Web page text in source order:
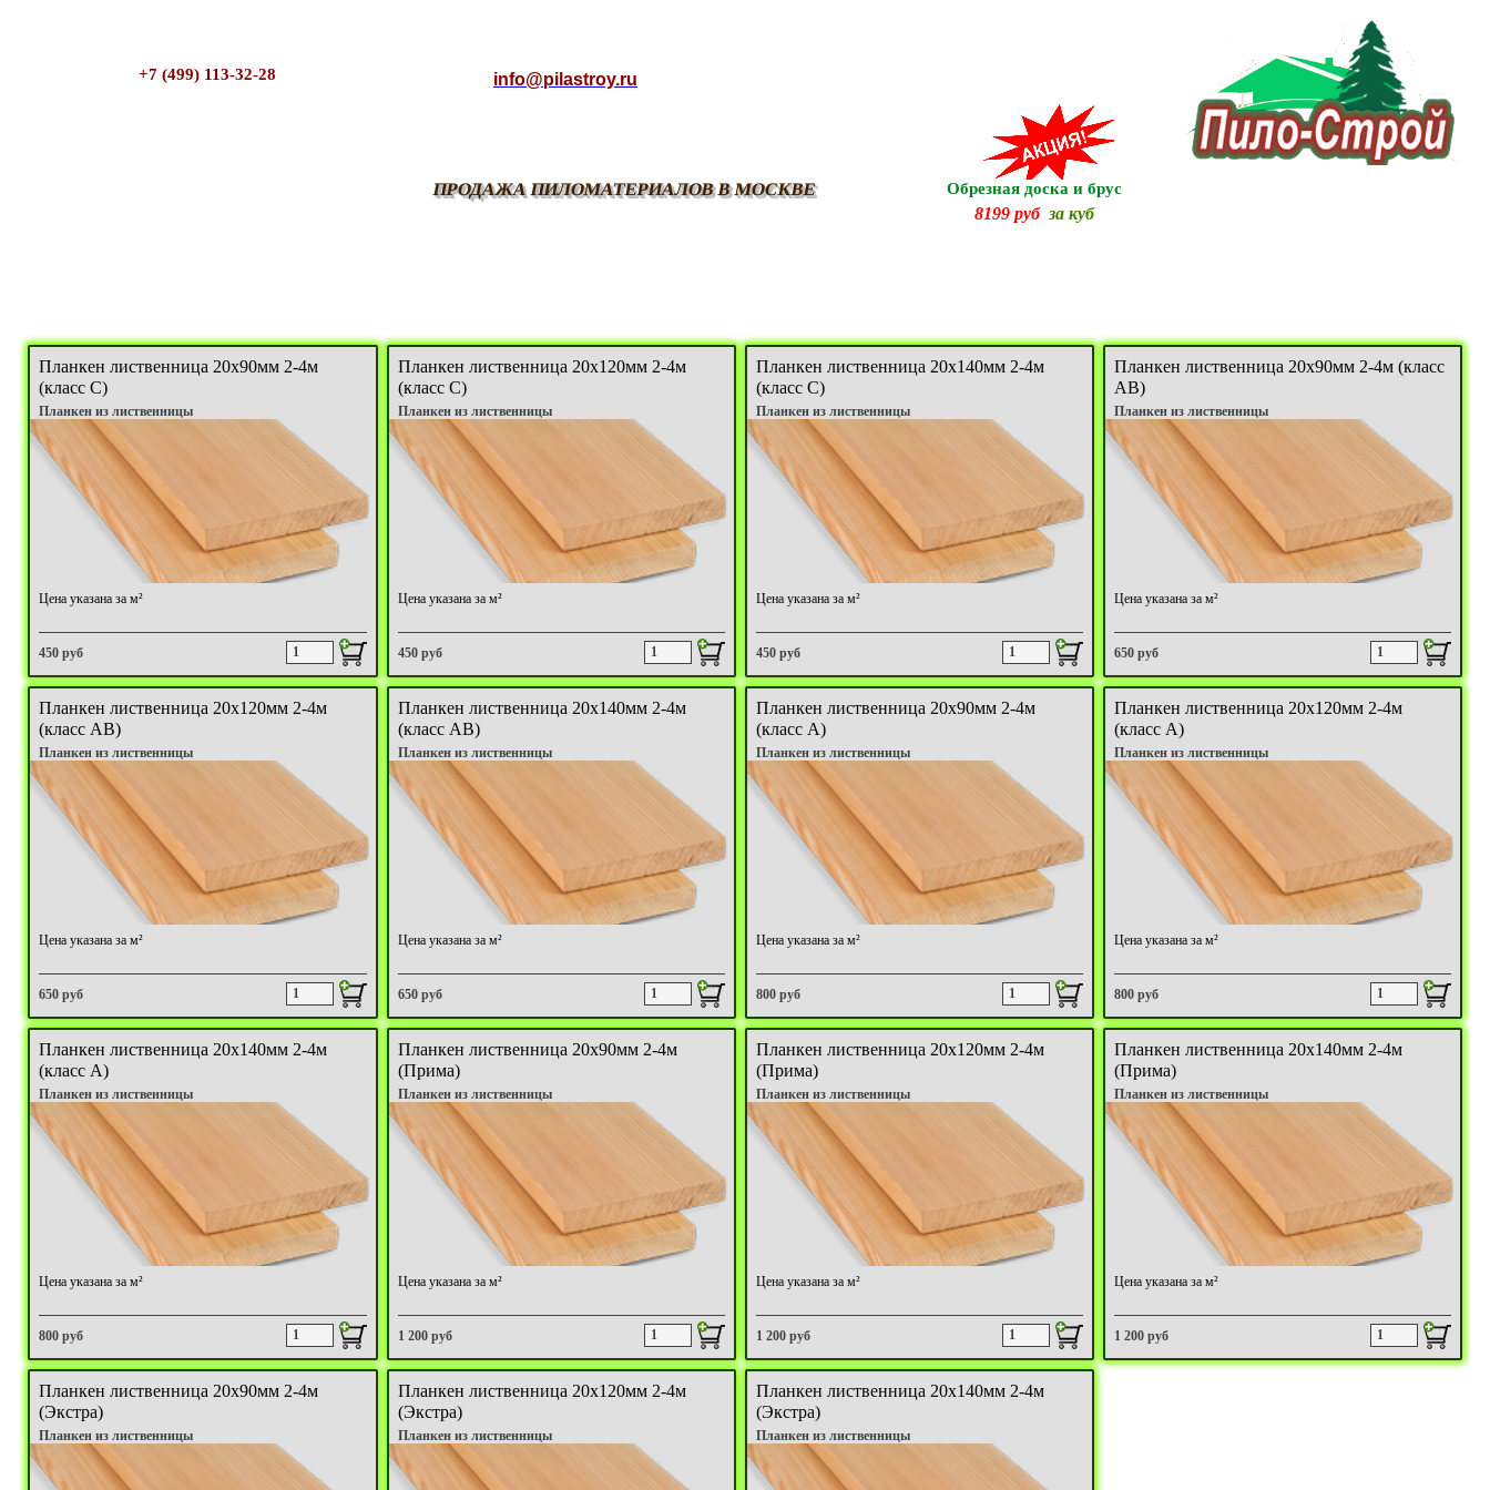
ПРОДАЖА ПИЛОМАТЕРИАЛОВ В МОСКВЕ
+7 (499) 113-32-28 info@pilastroy.ru
Обрезная доска и брус
8199 руб за куб
Планкен лиственница 20х90мм 2-4м
(класс C)
Планкен из лиственницы
Цена указана за м²
450 руб
Планкен лиственница 20х120мм 2-4м
(класс C)
Планкен из лиственницы
Цена указана за м²
450 руб
Планкен лиственница 20х140мм 2-4м
(класс C)
Планкен из лиственницы
Цена указана за м²
450 руб
Планкен лиственница 20х90мм 2-4м (класс
АB)
Планкен из лиственницы
Цена указана за м²
650 руб
Планкен лиственница 20х120мм 2-4м
(класс АB)
Планкен из лиственницы
Цена указана за м²
650 руб
Планкен лиственница 20х140мм 2-4м
(класс АB)
Планкен из лиственницы
Цена указана за м²
650 руб
Планкен лиственница 20х90мм 2-4м
(класс А)
Планкен из лиственницы
Цена указана за м²
800 руб
Планкен лиственница 20х120мм 2-4м
(класс А)
Планкен из лиственницы
Цена указана за м²
800 руб
Планкен лиственница 20х140мм 2-4м
(класс А)
Планкен из лиственницы
Цена указана за м²
800 руб
Планкен лиственница 20х90мм 2-4м
(Прима)
Планкен из лиственницы
Цена указана за м²
1 200 руб
Планкен лиственница 20х120мм 2-4м
(Прима)
Планкен из лиственницы
Цена указана за м²
1 200 руб
Планкен лиственница 20х140мм 2-4м
(Прима)
Планкен из лиственницы
Цена указана за м²
1 200 руб
Планкен лиственница 20х90мм 2-4м
(Экстра)
Планкен из лиственницы
Планкен лиственница 20х120мм 2-4м
(Экстра)
Планкен из лиственницы
Планкен лиственница 20х140мм 2-4м
(Экстра)
Планкен из лиственницы